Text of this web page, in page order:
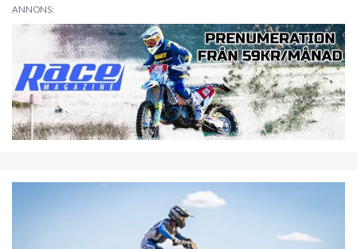
ANNONS: